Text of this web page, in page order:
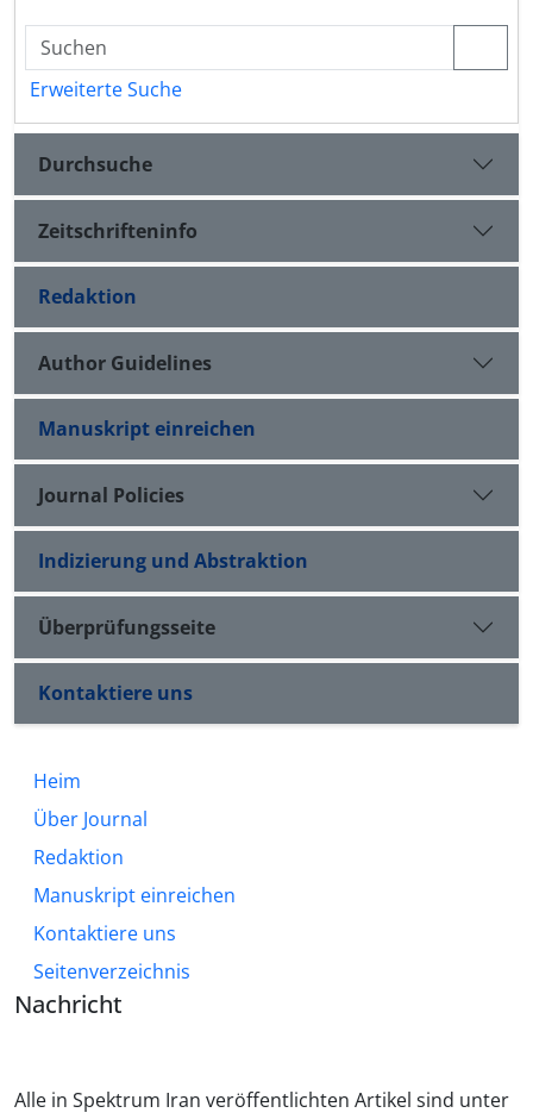
Erweiterte Suche
Durchsuche
Zeitschrifteninfo
Redaktion
Author Guidelines
Manuskript einreichen
Journal Policies
Indizierung und Abstraktion
Überprüfungsseite
Kontaktiere uns
Heim
Über Journal
Redaktion
Manuskript einreichen
Kontaktiere uns
Seitenverzeichnis
Nachricht
Alle in Spektrum Iran veröffentlichten Artikel sind unter